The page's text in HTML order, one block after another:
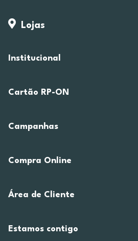
Lojas
Institucional
Cartão RP-ON
Campanhas
Compra Online
Área de Cliente
Estamos contigo